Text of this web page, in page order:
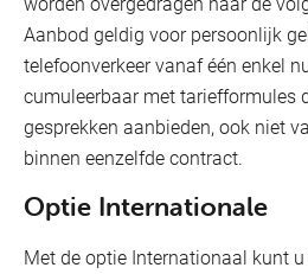
Aanbod geldig voor persoonlijk
telefoonverkeer vanaf één enkel
cumuleerbaar met tariefformules
gesprekken aanbieden, ook niet
binnen eenzelfde contract.
Optie Internationale
Met de optie Internationaal kunt